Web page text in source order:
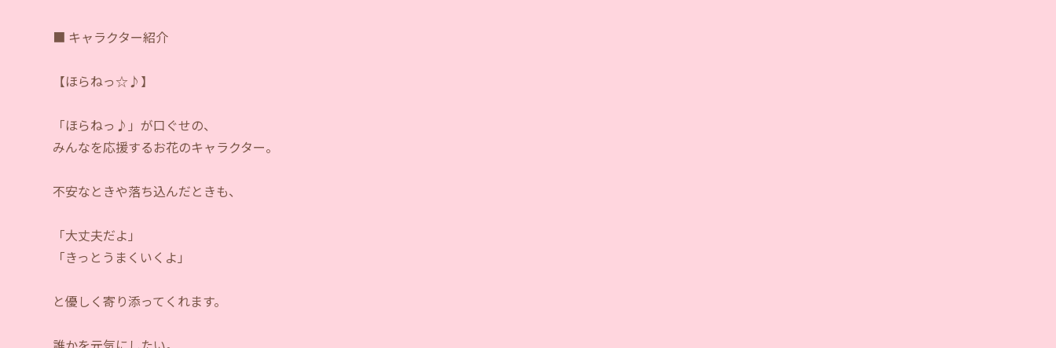
■ キャラクター紹介
【ほらねっ☆♪】
「ほらねっ♪」が口ぐせの、
みんなを応援するお花のキャラクター。
不安なときや落ち込んだときも、
「大丈夫だよ」
「きっとうまくいくよ」
と優しく寄り添ってくれます。